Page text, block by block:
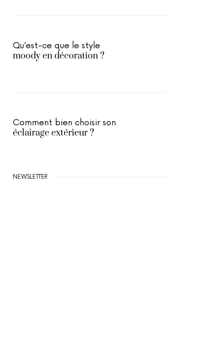
Qu’est-ce que le style
moody en décoration ?
Comment bien choisir son
éclairage extérieur ?
NEWSLETTER